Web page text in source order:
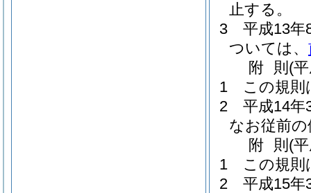
止する。
3
平成13
ついては、
附 則 (
1
この規則
2
平成14
なお従前
附 則 (
1
この規則
2
平成15